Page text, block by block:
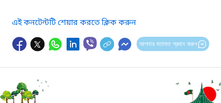
এই কনটেন্টটি শেয়ার করতে ক্লিক করুন
আপনার মতামত প্রদান করুন